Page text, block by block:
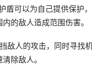
盾可以为自己提供保护
的敌人造成范围伤害。
敌人的攻击，同时寻找
除敌人。